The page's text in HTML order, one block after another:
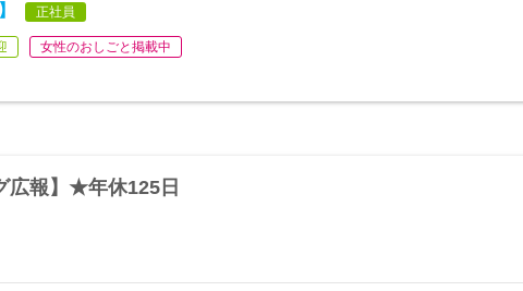
正社員
女性のおしごと掲載中
広報】★年休125日